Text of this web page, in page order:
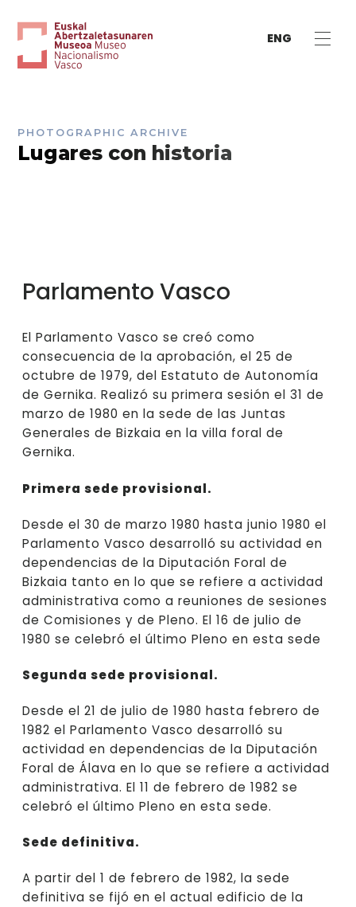
ENG
PHOTOGRAPHIC ARCHIVE
Lugares con historia
Parlamento Vasco
El Parlamento Vasco se creó como
consecuencia de la aprobación, el 25 de
octubre de 1979, del Estatuto de Autonomía
de Gernika. Realizó su primera sesión el 31 de
marzo de 1980 en la sede de las Juntas
Generales de Bizkaia en la villa foral de
Gernika.
Primera sede provisional.
Desde el 30 de marzo 1980 hasta junio 1980 el
Parlamento Vasco desarrolló su actividad en
dependencias de la Diputación Foral de
Bizkaia tanto en lo que se refiere a actividad
administrativa como a reuniones de sesiones
de Comisiones y de Pleno. El 16 de julio de
1980 se celebró el último Pleno en esta sede
Segunda sede provisional.
Desde el 21 de julio de 1980 hasta febrero de
1982 el Parlamento Vasco desarrolló su
actividad en dependencias de la Diputación
Foral de Álava en lo que se refiere a actividad
administrativa. El 11 de febrero de 1982 se
celebró el último Pleno en esta sede.
Sede definitiva.
A partir del 1 de febrero de 1982, la sede
definitiva se fijó en el actual edificio de la